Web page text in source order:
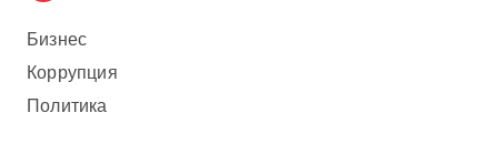
Бизнес
Коррупция
Политика